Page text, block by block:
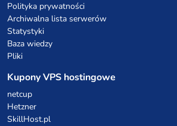
Polityka prywatności
Archiwalna lista serwerów
Statystyki
Baza wiedzy
Pliki
Kupony VPS hostingowe
netcup
Hetzner
SkillHost.pl